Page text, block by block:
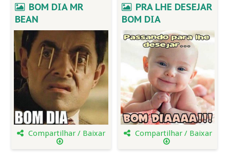
BOM DIA MR
BEAN
Compartilhar / Baixar
PRA LHE DESEJAR
BOM DIA
Compartilhar / Baixar